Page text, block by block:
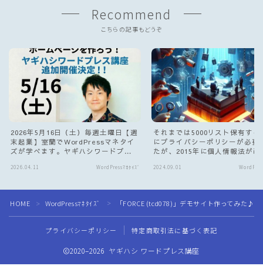
Follow Me
Recommend
こちらの記事もどうぞ
2026年5月16日（土）毎週土曜日【週
末起業】室蘭でWordPressマネタイ
ズが学べます。ヤギハシワードプレ
2026.04.11 WordPressﾏﾈﾀｲｽﾞ
それまでは5000リスト保有する
にプライバシーポリシーが必要
たが、2015年に個人情報法が改
ト取得する場合でも、サイトに
た
2024.09.01
HOME ＞ WordPressﾏﾈﾀｲｽﾞ ＞ 「FORCE (tcd078)」デモサイト作ってみた♪
プライバシーポリシー 特定商取引法に基づく表記
2020–2026 ヤギハシ ワードプレス講座